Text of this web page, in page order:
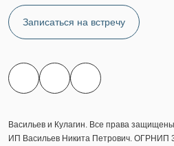
Записаться на встречу
Васильев и Кулагин. Все права
ИП Васильев Никита Петрович. ОГРНИП